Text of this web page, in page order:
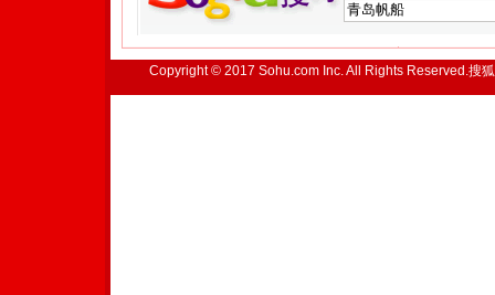
Copyright © 2017 Sohu.com Inc. All Rights Reserved.搜